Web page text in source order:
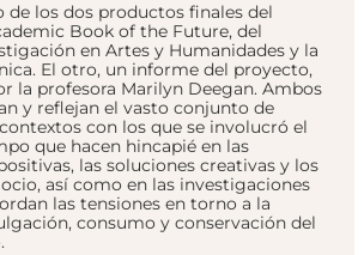
de los dos productos finales del
Book of the Future, del
en Artes y Humanidades y la
El otro, un informe del proyecto,
la profesora Marilyn Deegan. Ambos
y reflejan el vasto conjunto de
con los que se involucró el
que hacen hincapié en las
las soluciones creativas y los
así como en las investigaciones
las tensiones en torno a la
consumo y conservación del